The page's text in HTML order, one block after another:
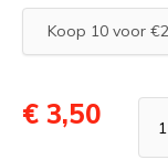
Koop 10 voor
€ 3,50